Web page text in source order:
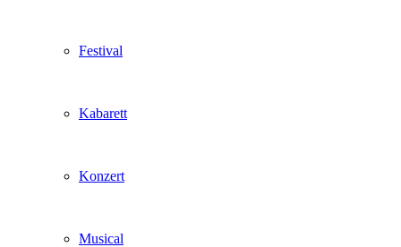
Festival
Kabarett
Konzert
Musical